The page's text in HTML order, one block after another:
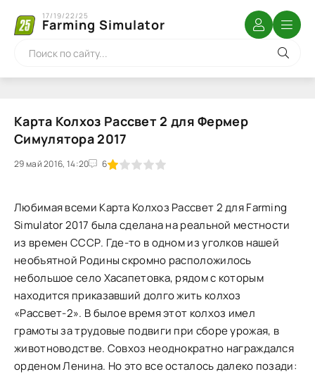
Farming Simulator
17/19/22/25
Карта Колхоз Рассвет 2 для Фермер
Симулятора 2017
29 май 2016, 14:20 6
1 2 3 4 5
Любимая всеми Карта Колхоз Рассвет 2 для Farming
Simulator 2017 была сделана на реальной местности
из времен СССР. Где-то в одном из уголков нашей
необъятной Родины скромно расположилось
небольшое село Хасапетовка, рядом с которым
находится приказавший долго жить колхоз
«Рассвет-2». В былое время этот колхоз имел
грамоты за трудовые подвиги при сборе урожая, в
животноводстве. Совхоз неоднократно награждался
орденом Ленина. Но это все осталось далеко позади: